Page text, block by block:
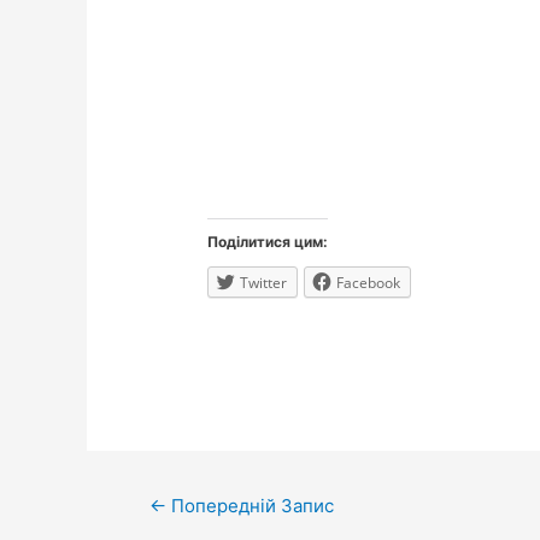
Поділитися цим:
Twitter Facebook
Навігація
← Попередній Запис